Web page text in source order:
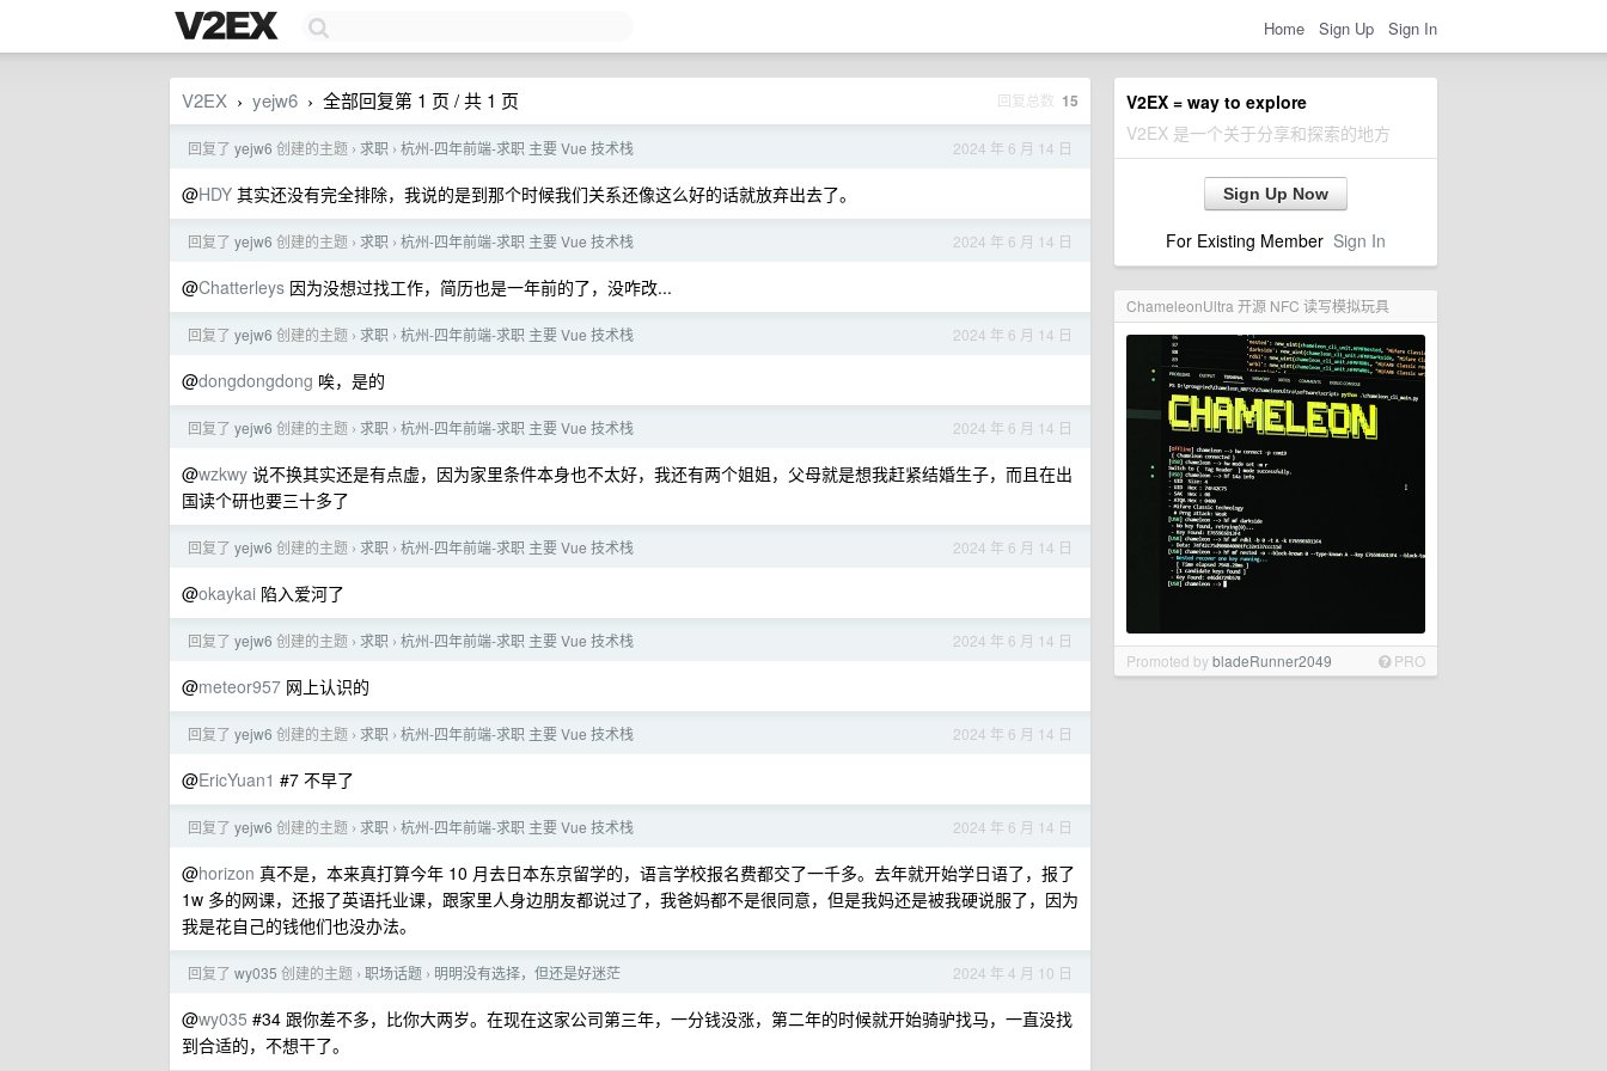
Home Sign Up Sign In
V2EX = way to explore
V2EX 是一个关于分享和探索的地方
Sign Up Now
For Existing Member Sign In
ChameleonUltra 开源 NFC 读写模拟玩具
Promoted bybladeRunner2049 PRO
V2EX › yejw6 › 全部回复第 1 页 / 共 1 页 回复总数 15
2024 年 6 月 14 日
回复了 yejw6 创建的主题 › 求职 › 杭州-四年前端-求职 主要 Vue 技术栈
@HDY 其实还没有完全排除，我说的是到那个时候我们关系还像这么好的话就放弃出去了。
2024 年 6 月 14 日
回复了 yejw6 创建的主题 › 求职 › 杭州-四年前端-求职 主要 Vue 技术栈
@Chatterleys 因为没想过找工作，简历也是一年前的了，没咋改...
2024 年 6 月 14 日
回复了 yejw6 创建的主题 › 求职 › 杭州-四年前端-求职 主要 Vue 技术栈
@dongdongdong 唉，是的
2024 年 6 月 14 日
回复了 yejw6 创建的主题 › 求职 › 杭州-四年前端-求职 主要 Vue 技术栈
@wzkwy 说不换其实还是有点虚，因为家里条件本身也不太好，我还有两个姐姐，父母就是想我赶紧结婚生子，而且在出
国读个研也要三十多了
2024 年 6 月 14 日
回复了 yejw6 创建的主题 › 求职 › 杭州-四年前端-求职 主要 Vue 技术栈
@okaykai 陷入爱河了
2024 年 6 月 14 日
回复了 yejw6 创建的主题 › 求职 › 杭州-四年前端-求职 主要 Vue 技术栈
@meteor957 网上认识的
2024 年 6 月 14 日
回复了 yejw6 创建的主题 › 求职 › 杭州-四年前端-求职 主要 Vue 技术栈
@EricYuan1 #7 不早了
2024 年 6 月 14 日
回复了 yejw6 创建的主题 › 求职 › 杭州-四年前端-求职 主要 Vue 技术栈
@horizon 真不是，本来真打算今年 10 月去日本东京留学的，语言学校报名费都交了一千多。去年就开始学日语了，报了
1w 多的网课，还报了英语托业课，跟家里人身边朋友都说过了，我爸妈都不是很同意，但是我妈还是被我硬说服了，因为
我是花自己的钱他们也没办法。
2024 年 4 月 10 日
回复了 wy035 创建的主题 › 职场话题 › 明明没有选择，但还是好迷茫
@wy035 #34 跟你差不多，比你大两岁。在现在这家公司第三年，一分钱没涨，第二年的时候就开始骑驴找马，一直没找
到合适的，不想干了。